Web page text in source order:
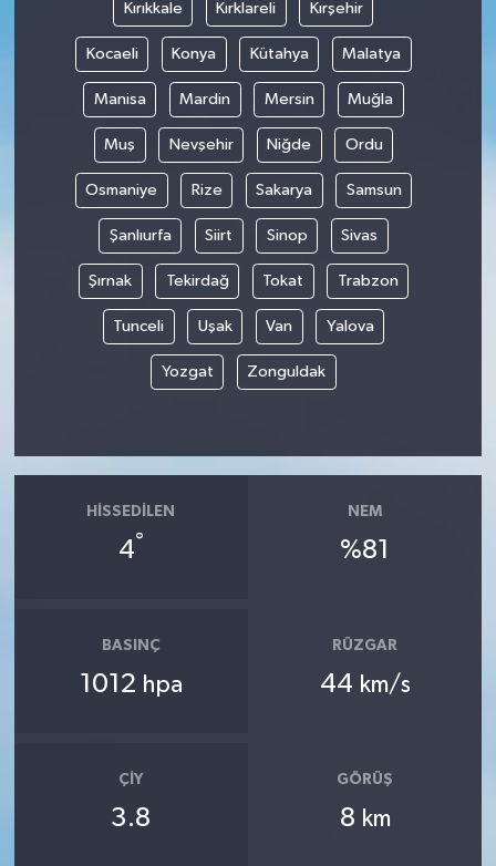
Kırıkkale Kırklareli Kırşehir
Kocaeli Konya Kütahya Malatya
Manisa Mardin Mersin Muğla
Muş Nevşehir Niğde Ordu
Osmaniye Rize Sakarya Samsun
Şanlıurfa Siirt Sinop Sivas
Şırnak Tekirdağ Tokat Trabzon
Tunceli Uşak Van Yalova
Yozgat Zonguldak
HISSEDILEN
4°
NEM
%81
BASINÇ
1012 hpa
RÜZGAR
44 km/s
ÇIY
3.8
GÖRÜŞ
8 km